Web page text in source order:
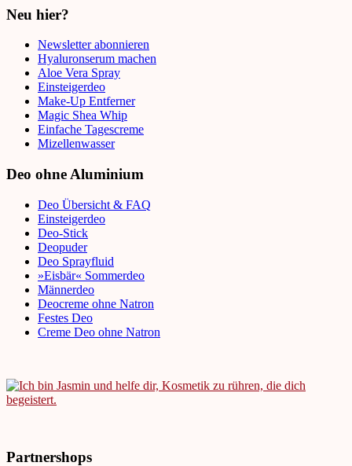
Neu hier?
Newsletter abonnieren
Hyaluronserum machen
Aloe Vera Spray
Einsteigerdeo
Make-Up Entferner
Magic Shea Whip
Einfache Tagescreme
Mizellenwasser
Deo ohne Aluminium
Deo Übersicht & FAQ
Einsteigerdeo
Deo-Stick
Deopuder
Deo Sprayfluid
»Eisbär« Sommerdeo
Männerdeo
Deocreme ohne Natron
Festes Deo
Creme Deo ohne Natron
Partnershops